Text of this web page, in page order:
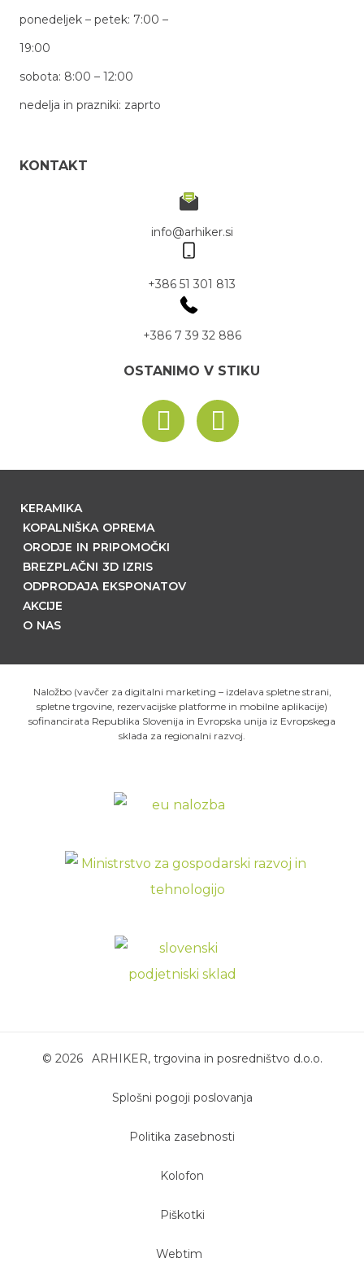
ponedeljek – petek: 7:00 –
19:00
sobota: 8:00 – 12:00
nedelja in prazniki: zaprto
KONTAKT
info@arhiker.si
+386 51 301 813
+386 7 39 32 886
OSTANIMO V STIKU
KERAMIKA
KOPALNIŠKA OPREMA
ORODJE IN PRIPOMOČKI
BREZPLAČNI 3D IZRIS
ODPRODAJA EKSPONATOV
AKCIJE
O NAS
Naložbo (vavčer za digitalni marketing – izdelava spletne strani,
spletne trgovine, rezervacijske platforme in mobilne aplikacije)
sofinancirata Republika Slovenija in Evropska unija iz Evropskega
sklada za regionalni razvoj.
© 2026 ARHIKER, trgovina in posredništvo d.o.o.
Splošni pogoji poslovanja
Politika zasebnosti
Kolofon
Piškotki
Webtim